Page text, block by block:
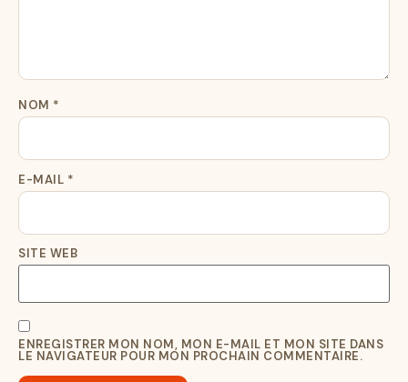
NOM *
E-MAIL *
SITE WEB
ENREGISTRER MON NOM, MON E-MAIL ET MON SITE DANS
LE NAVIGATEUR POUR MON PROCHAIN COMMENTAIRE.